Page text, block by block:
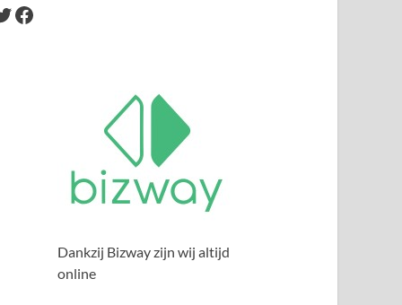
Dankzij Bizway zijn wij altijd
online